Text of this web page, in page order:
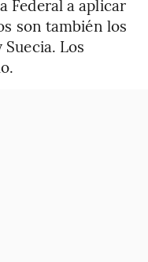
Federal a aplicar
son también los
Los